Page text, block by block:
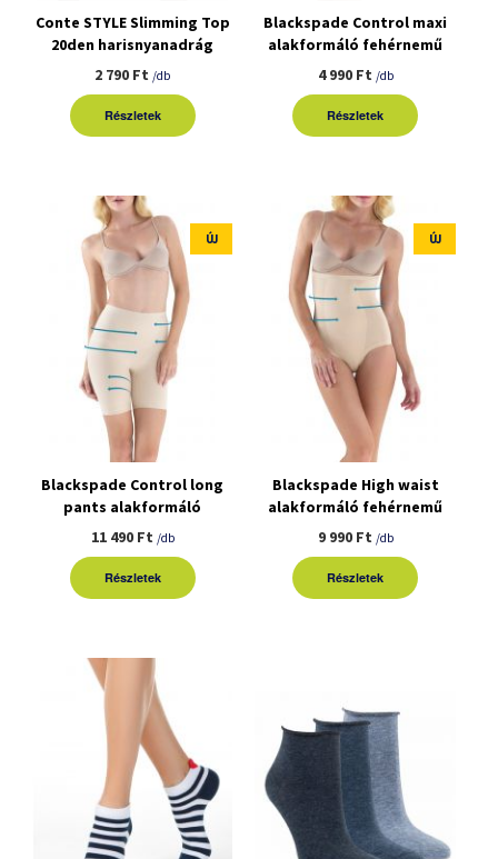
Conte STYLE Slimming Top
20den harisnyanadrág
2 790 Ft /db
Részletek
Blackspade Control maxi
alakformáló fehérnemű
4 990 Ft /db
Részletek
ÚJ
Blackspade Control long
pants alakformáló
fehérnemű
11 490 Ft /db
Részletek
ÚJ
Blackspade High waist
alakformáló fehérnemű
9 990 Ft /db
Részletek